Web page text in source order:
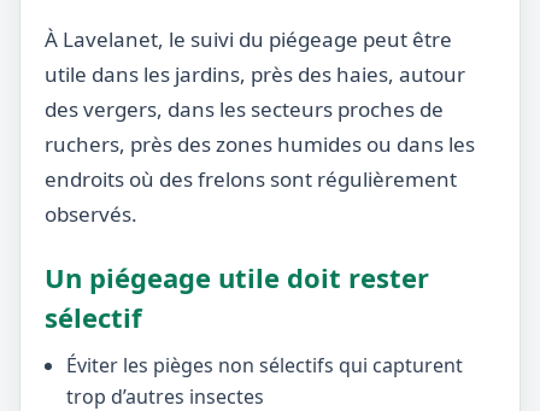
À Lavelanet, le suivi du piégeage peut être
utile dans les jardins, près des haies, autour
des vergers, dans les secteurs proches de
ruchers, près des zones humides ou dans les
endroits où des frelons sont régulièrement
observés.
Un piégeage utile doit rester
sélectif
Éviter les pièges non sélectifs qui capturent
trop d’autres insectes